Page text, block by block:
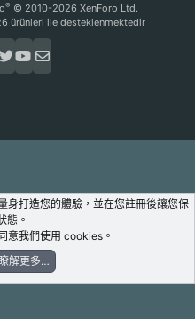
® © 2010-2026 XenForo Ltd.
ürünleri ile desteklenmektedir
身打造您的體驗，並在您註冊後讓您保
態。
意我們使用 cookies。
瞭解更多…